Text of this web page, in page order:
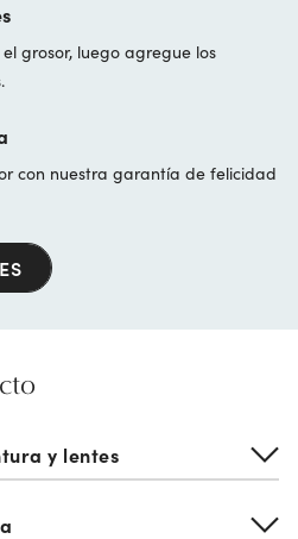
grosor, luego agregue los
con nuestra garantía de felicidad
y lentes